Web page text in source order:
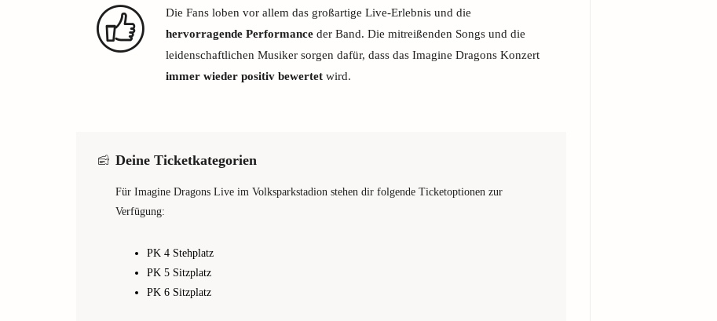
Die Fans loben vor allem das großartige Live-Erlebnis und die
hervorragende Performance der Band. Die mitreißenden Songs und die
leidenschaftlichen Musiker sorgen dafür, dass das Imagine Dragons Konzert
immer wieder positiv bewertet wird.
Deine Ticketkategorien
Für Imagine Dragons Live im Volksparkstadion stehen dir folgende Ticketoptionen zur
Verfügung:
PK 4 Stehplatz
PK 5 Sitzplatz
PK 6 Sitzplatz